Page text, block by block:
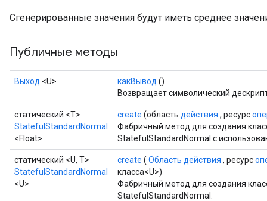
Сгенерированные значения будут иметь среднее
Публичные методы
Выход <U> какВывод ()
Возвращает символический
статический <T>
StatefulStandardNormal
<Float>
create (область действия , ресурс
Фабричный метод для создания
StatefulStandardNormal с
статический <U, T>
StatefulStandardNormal
<U>
create ( Область действия , ресурс
класса<U>)
Фабричный метод для создания
StatefulStandardNormal.